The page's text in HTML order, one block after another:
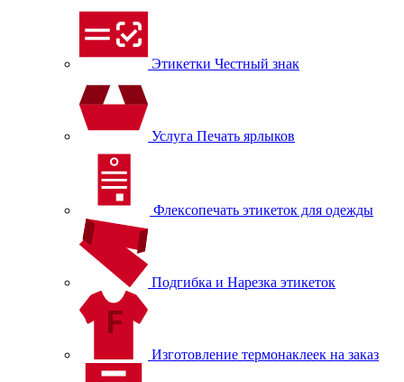
Этикетки Честный знак
Услуга Печать ярлыков
Флексопечать этикеток для одежды
Подгибка и Нарезка этикеток
Изготовление термонаклеек на заказ